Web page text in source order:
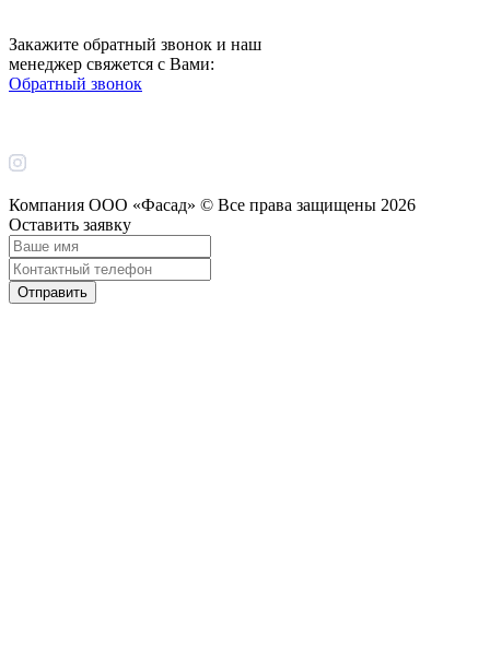
Закажите обратный звонок и наш
менеджер свяжется с Вами:
Обратный звонок
Компания ООО «Фасад» © Все права защищены 2026
Оставить заявку
Отправить